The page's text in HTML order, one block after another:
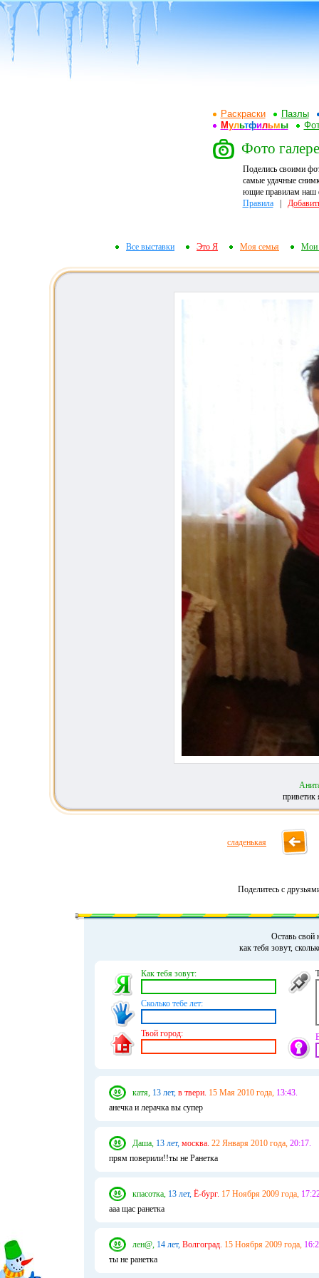
Раскраски
Пазлы
Мультфильмы
Фото
Поделись своими
самые удачные
ющие правилам наш
Правила|
Все выставки Это Я Моя семья Мои
приветик
сладенькая
Поделитесь с
Оставь свой
как тебя зовут,
Как тебя зовут:
Сколько тебе лет:
Твой город:
катя, 13 лет, в твери. 15 Мая 2010 года, 13:43.
анечка и лерачка вы супер
Даша, 13 лет, москва. 22 Января 2010 года, 20:17.
прям поверили!!ты не Ранетка
кпасотка, 13 лет, Ё-бург. 17 Ноября 2009 года,
ааа щас ранетка
лен@, 14 лет, Волгоград. 15 Ноября 2009 года,
ты не ранетка